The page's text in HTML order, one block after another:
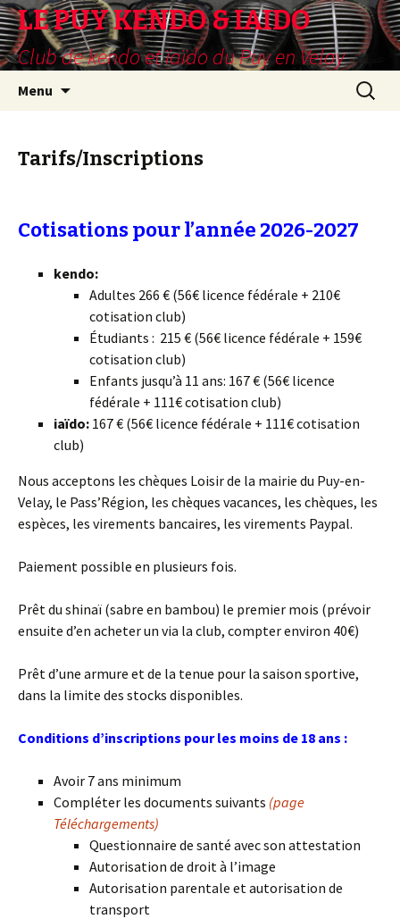
LE PUY KENDO & IAIDO
Club de kendo et ïaïdo du Puy en Velay
Menu
principal
Tarifs/Inscriptions
Cotisations pour l’année 2026-2027
kendo:
Adultes 266 € (56€ licence fédérale + 210€
cotisation club)
Étudiants : 215 € (56€ licence fédérale + 159€
cotisation club)
Enfants jusqu’à 11 ans: 167 € (56€ licence
fédérale + 111€ cotisation club)
iaïdo: 167 € (56€ licence fédérale + 111€ cotisation
club)
Nous acceptons les chèques Loisir de la mairie du Puy-en-
Velay, le Pass’Région, les chèques vacances, les chèques, les
espèces, les virements bancaires, les virements Paypal.
Paiement possible en plusieurs fois.
Prêt du shinaï (sabre en bambou) le premier mois (prévoir
ensuite d’en acheter un via la club, compter environ 40€)
Prêt d’une armure et de la tenue pour la saison sportive,
dans la limite des stocks disponibles.
Conditions d’inscriptions pour les moins de 18 ans :
Avoir 7 ans minimum
Compléter les documents suivants (page
Téléchargements)
Questionnaire de santé avec son attestation
Autorisation de droit à l’image
Autorisation parentale et autorisation de
transport